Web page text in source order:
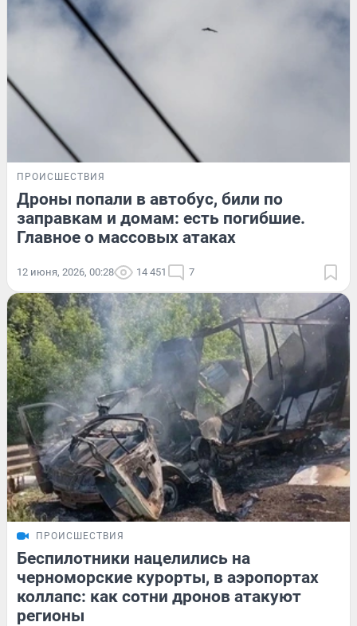
ПРОИСШЕСТВИЯ
Дроны попали в автобус, били по
заправкам и домам: есть погибшие.
Главное о массовых атаках
12 июня, 2026, 00:28 14 451 7
ПРОИСШЕСТВИЯ
Беспилотники нацелились на
черноморские курорты, в аэропортах
коллапс: как сотни дронов атакуют
регионы